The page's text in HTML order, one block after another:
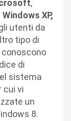
,
Windows XP,
utenti da
tipo di
di
sistema
cui vi
un
8.